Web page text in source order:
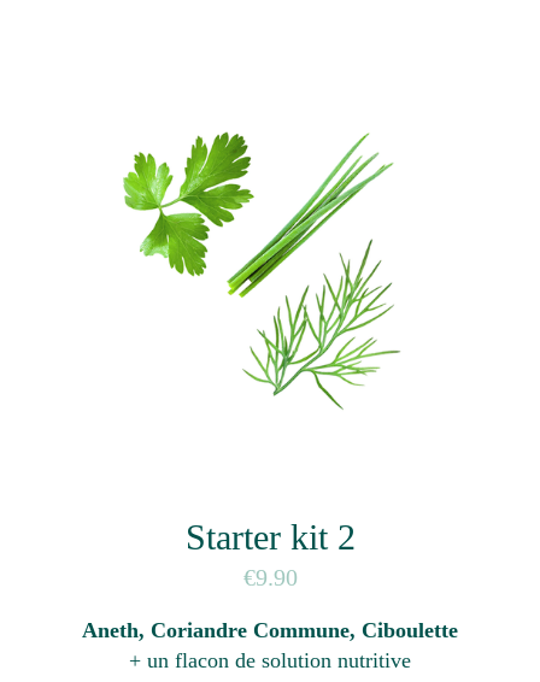
Starter kit 2
9.90
Aneth, Coriandre Commune, Ciboulette
+ un flacon de solution nutritive